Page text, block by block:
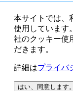
本サイトでは、
使用しています
社のクッキー使
だきます。
詳細はプライバ
はい、同意します。